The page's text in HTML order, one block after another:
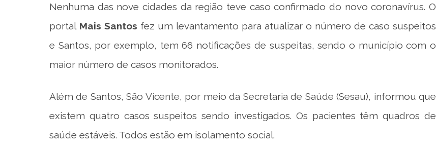
Nenhuma das nove cidades da região teve caso confirmado do novo coronavírus. O
portal Mais Santos fez um levantamento para atualizar o número de caso suspeitos
e Santos, por exemplo, tem 66 notificações de suspeitas, sendo o município com o
maior número de casos monitorados.
Além de Santos, São Vicente, por meio da Secretaria de Saúde (Sesau), informou que
existem quatro casos suspeitos sendo investigados. Os pacientes têm quadros de
saúde estáveis. Todos estão em isolamento social.